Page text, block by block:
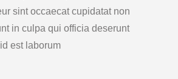
sint occaecat cupidatat non
in culpa qui officia deserunt
est laborum